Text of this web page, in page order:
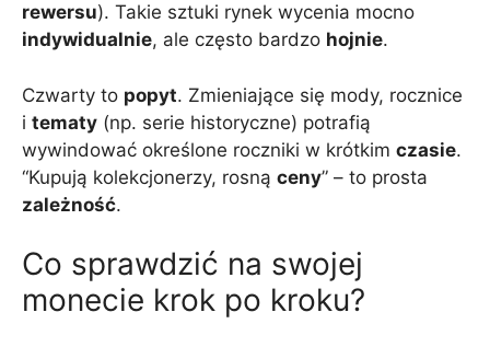
rewersu). Takie sztuki rynek wycenia mocno
indywidualnie, ale często bardzo hojnie.
Czwarty to popyt. Zmieniające się mody, rocznice
i tematy (np. serie historyczne) potrafią
wywindować określone roczniki w krótkim czasie.
“Kupują kolekcjonerzy, rosną ceny” – to prosta
zależność.
Co sprawdzić na swojej
monecie krok po kroku?